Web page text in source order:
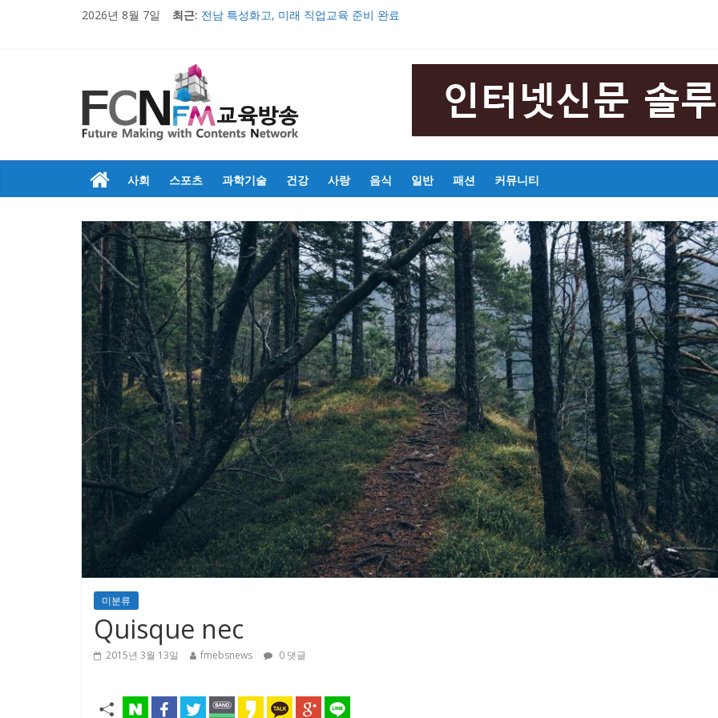
2026년 8월 7일 최근: 전남 특성화고, 미래 직업교육 준비 완료
2017 교육감배 시·군대항 초·중 구간마라톤대회 성황리 개최
우리 아이들의 행복한 미래만들기
사회 스포츠 과학기술 건강 사랑 음식 일반 패션 커뮤니티
미분류
Quisque nec
2015년 3월 13일 fmebsnews 0 댓글